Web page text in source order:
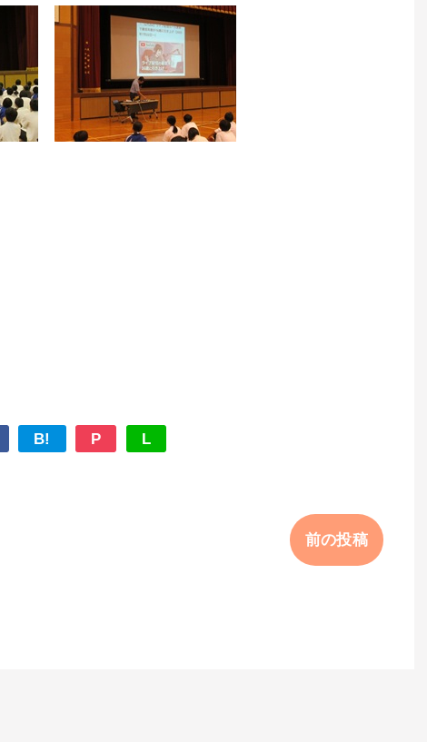
B! P L
前の投稿